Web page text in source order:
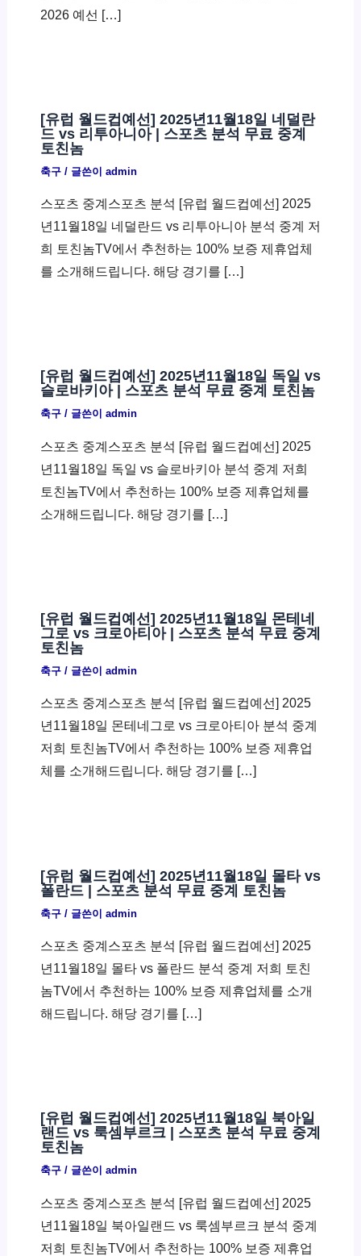
2026 예선 […]
[유럽 월드컵예선] 2025년11월18일 네덜란
드 vs 리투아니아 | 스포츠 분석 무료 중계
토친놈
축구/ 글쓴이 admin
스포츠 중계스포츠 분석 [유럽 월드컵예선] 2025
년11월18일 네덜란드 vs 리투아니아 분석 중계 저
희 토친놈TV에서 추천하는 100% 보증 제휴업체
를 소개해드립니다. 해당 경기를 […]
[유럽 월드컵예선] 2025년11월18일 독일 vs
슬로바키아 | 스포츠 분석 무료 중계 토친놈
축구/ 글쓴이 admin
스포츠 중계스포츠 분석 [유럽 월드컵예선] 2025
년11월18일 독일 vs 슬로바키아 분석 중계 저희
토친놈TV에서 추천하는 100% 보증 제휴업체를
소개해드립니다. 해당 경기를 […]
[유럽 월드컵예선] 2025년11월18일 몬테네
그로 vs 크로아티아 | 스포츠 분석 무료 중계
토친놈
축구/ 글쓴이 admin
스포츠 중계스포츠 분석 [유럽 월드컵예선] 2025
년11월18일 몬테네그로 vs 크로아티아 분석 중계
저희 토친놈TV에서 추천하는 100% 보증 제휴업
체를 소개해드립니다. 해당 경기를 […]
[유럽 월드컵예선] 2025년11월18일 몰타 vs
폴란드 | 스포츠 분석 무료 중계 토친놈
축구/ 글쓴이 admin
스포츠 중계스포츠 분석 [유럽 월드컵예선] 2025
년11월18일 몰타 vs 폴란드 분석 중계 저희 토친
놈TV에서 추천하는 100% 보증 제휴업체를 소개
해드립니다. 해당 경기를 […]
[유럽 월드컵예선] 2025년11월18일 북아일
랜드 vs 룩셈부르크 | 스포츠 분석 무료 중계
토친놈
축구/ 글쓴이 admin
스포츠 중계스포츠 분석 [유럽 월드컵예선] 2025
년11월18일 북아일랜드 vs 룩셈부르크 분석 중계
저희 토친놈TV에서 추천하는 100% 보증 제휴업